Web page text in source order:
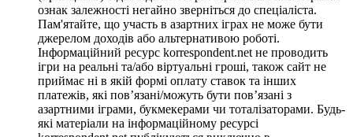
ознак залежності негайно зверніться до спеціаліста.
Пам'ятайте, що участь в азартних іграх не може бути
джерелом доходів або альтернативою роботі.
Інформаційний ресурс korrespondent.net не проводить
ігри на реальні та/або віртуальні гроші, також сайт не
приймає ні в якій формі оплату ставок та інших
платежів, які пов’язані/можуть бути пов’язані з
азартними іграми, букмекерами чи тоталізаторами. Будь-
які матеріали на інформаційному ресурсі